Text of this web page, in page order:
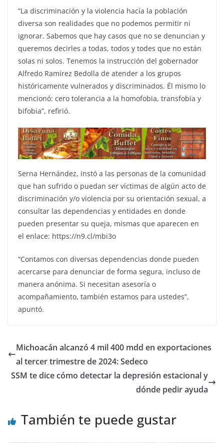
“La discriminación y la violencia hacía la población
diversa son realidades que no podemos permitir ni
ignorar. Sabemos que hay casos que no se denuncian y
queremos decirles a todas, todos y todes que no están
solas ni solos. Tenemos la instrucción del gobernador
Alfredo Ramírez Bedolla de atender a los grupos
históricamente vulnerados y discriminados. Él mismo lo
mencionó: cero tolerancia a la homofobia, transfobia y
bifobia”, refirió.
Serna Hernández, instó a las personas de la comunidad
que han sufrido o puedan ser víctimas de algún acto de
discriminación y/o violencia por su orientación sexual, a
consultar las dependencias y entidades en donde
pueden presentar su queja, mismas que aparecen en
el enlace: https://n9.cl/mbi3o
“Contamos con diversas dependencias donde pueden
acercarse para denunciar de forma segura, incluso de
manera anónima. Si necesitan asesoría o
acompañamiento, también estamos para ustedes”,
apuntó.
Michoacán alcanzó 4 mil 400 mdd en exportaciones
al tercer trimestre de 2024: Sedeco
SSM te dice cómo detectar la depresión estacional y
dónde pedir ayuda
También te puede gustar